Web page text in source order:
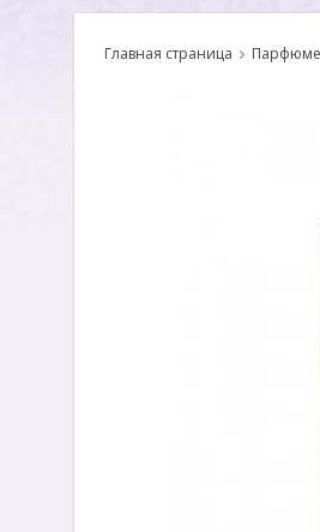
Главная страница